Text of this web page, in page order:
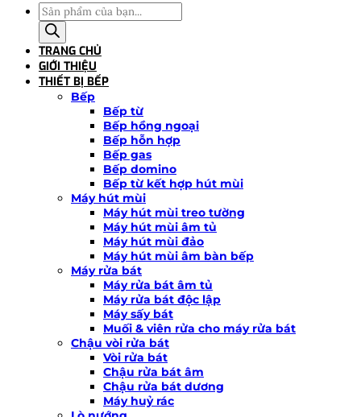
Tìm
kiếm
sản
phẩm
TRANG CHỦ
GIỚI THIỆU
THIẾT BỊ BẾP
Bếp
Bếp từ
Bếp hồng ngoại
Bếp hỗn hợp
Bếp gas
Bếp domino
Bếp từ kết hợp hút mùi
Máy hút mùi
Máy hút mùi treo tường
Máy hút mùi âm tủ
Máy hút mùi đảo
Máy hút mùi âm bàn bếp
Máy rửa bát
Máy rửa bát âm tủ
Máy rửa bát độc lập
Máy sấy bát
Muối & viên rửa cho máy rửa bát
Chậu vòi rửa bát
Vòi rửa bát
Chậu rửa bát âm
Chậu rửa bát dương
Máy huỷ rác